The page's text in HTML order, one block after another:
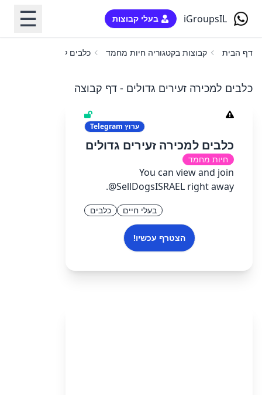
iGroupsIL בעלי קבוצות ☰
דף הבית קבוצות בקטגוריה חיות מחמד כלבים למכירה זעירים
כלבים למכירה זעירים גדולים - דף קבוצה
ערוץ
כלבים למכירה זעירים גדולים
חיות מחמד
You can view and join
@SellDogsISRAEL right away.
בעלי חיים כלבים
הצטרף עכשיו!